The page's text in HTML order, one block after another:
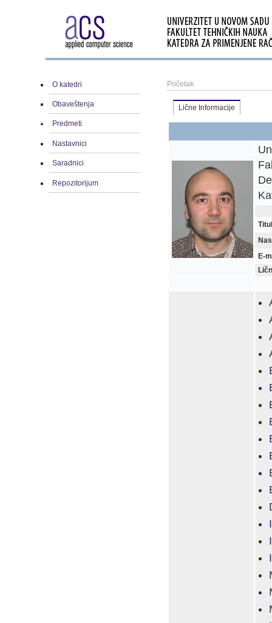
O katedri
Obaveštenja
Predmeti
Nastavnici
Saradnici
Repozitorijum
Početak
Lične Informacije
E-